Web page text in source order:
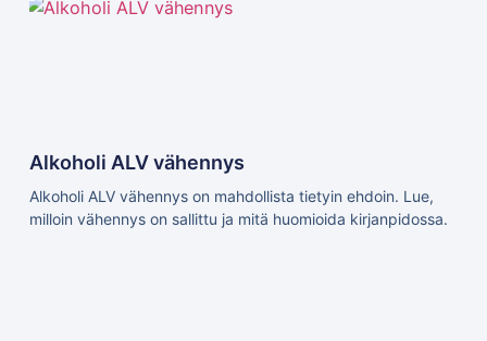
Alkoholi ALV vähennys
Alkoholi ALV vähennys on mahdollista tietyin ehdoin. Lue,
milloin vähennys on sallittu ja mitä huomioida kirjanpidossa.